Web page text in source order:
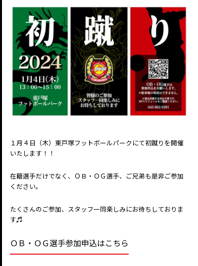
１月４日（木）東戸塚フットボールパークにて初蹴りを開催
いたします！！
在籍選手だけでなく、ＯＢ・ＯＧ選手、ご兄弟も是非ご参加
ください。
たくさんのご参加、スタッフ一同楽しみにお待ちしておりま
す♬
ＯＢ・ＯＧ選手参加申込はこちら